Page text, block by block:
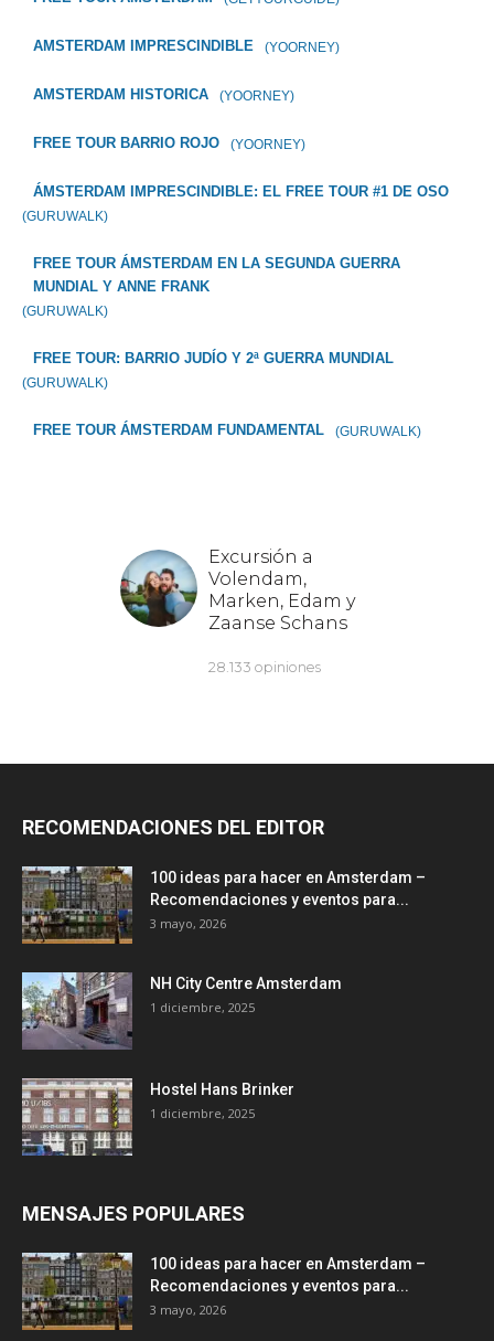
AMSTERDAM IMPRESCINDIBLE (YOORNEY)
AMSTERDAM HISTORICA (YOORNEY)
FREE TOUR BARRIO ROJO (YOORNEY)
ÁMSTERDAM IMPRESCINDIBLE: EL FREE TOUR #1 DE OSO
(GURUWALK)
FREE TOUR ÁMSTERDAM EN LA SEGUNDA GUERRA
MUNDIAL Y ANNE FRANK
(GURUWALK)
FREE TOUR: BARRIO JUDÍO Y 2ª GUERRA MUNDIAL
(GURUWALK)
FREE TOUR ÁMSTERDAM FUNDAMENTAL (GURUWALK)
RECOMENDACIONES DEL EDITOR
100 ideas para hacer en Amsterdam –
Recomendaciones y eventos para...
3 mayo, 2026
NH City Centre Amsterdam
1 diciembre, 2025
Hostel Hans Brinker
1 diciembre, 2025
MENSAJES POPULARES
100 ideas para hacer en Amsterdam –
Recomendaciones y eventos para...
3 mayo, 2026